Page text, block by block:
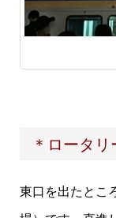
＊ロータリ
東口を出たとこ